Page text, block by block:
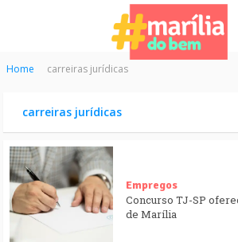
Home carreiras jurídicas
carreiras jurídicas
Empregos
Concurso TJ-SP
de Marília